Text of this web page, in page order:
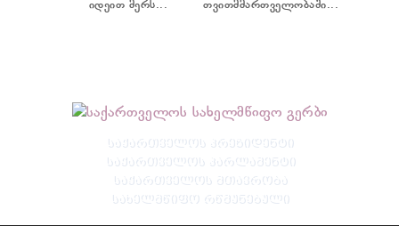
იდეით მერს...
თვითმმართველობაში...
ᲡᲐᲥᲐᲠᲗᲕᲔᲚᲝᲡ ᲞᲠᲔᲖᲘᲓᲔᲜᲢᲘ
ᲡᲐᲥᲐᲠᲗᲕᲔᲚᲝᲡ ᲞᲐᲠᲚᲐᲛᲔᲜᲢᲘ
ᲡᲐᲥᲐᲠᲗᲕᲔᲚᲝᲡ ᲛᲗᲐᲕᲠᲝᲑᲐ
ᲡᲐᲮᲔᲚᲛᲬᲘᲤᲝ ᲠᲬᲛᲣᲜᲔᲑᲣᲚᲘ